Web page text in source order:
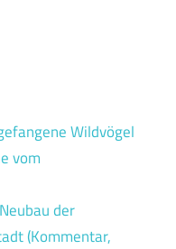
Wildvögel
vom
der
(Kommentar,